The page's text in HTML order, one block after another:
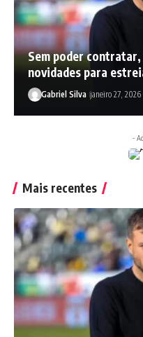
Sem poder
novidades para
Gabriel Silva janeiro 27, 2026
-
Mais recentes